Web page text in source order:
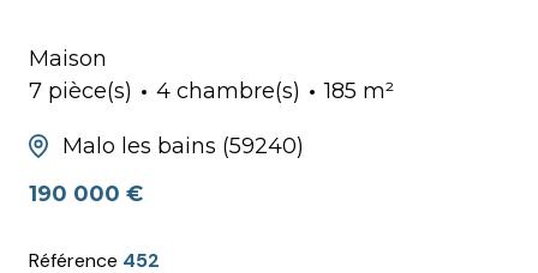
Maison
7 pièce(s)
4 chambre(s) 185 m²
Malo les bains (59240)
190 000 €
Référence 452